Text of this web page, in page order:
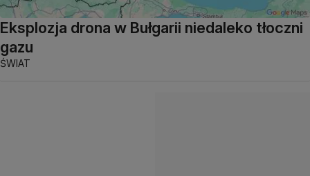
Eksplozja drona w Bułgarii niedaleko tłoczni
gazu
ŚWIAT